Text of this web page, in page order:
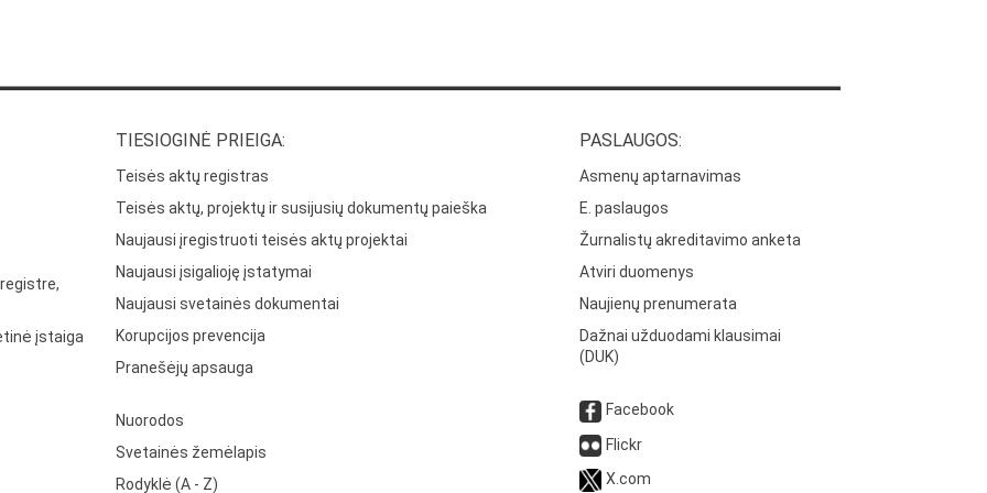
įstaiga
TIESIOGINĖ PRIEIGA:
Teisės aktų registras
Teisės aktų, projektų ir susijusių dokumentų paieška
Naujausi įregistruoti teisės aktų projektai
Naujausi įsigalioję įstatymai
Naujausi svetainės dokumentai
Korupcijos prevencija
Pranešėjų apsauga
Nuorodos
Svetainės žemėlapis
Rodyklė (A - Z)
PASLAUGOS:
Asmenų aptarnavimas
E. paslaugos
Žurnalistų akreditavimo anketa
Atviri duomenys
Naujienų prenumerata
Dažnai užduodami klausimai
(DUK)
Facebook
Flickr
X.com